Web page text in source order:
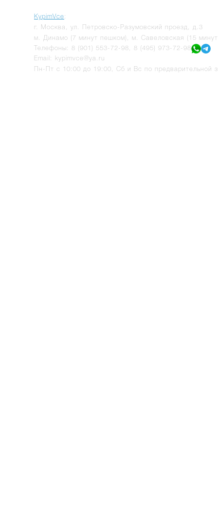
KypimVce:
г.
Москва
ул. Петровско-Разумовский проезд, д.3
м. Динамо (7 минут пешком), м. Савеловская (15
Телефоны: 8 (901) 553-72-98
8 (495) 973-72-98
Email: kypimvce@ya.ru
Пн-Пт с 10:00 до 19:00, Сб и Вс по предварительной